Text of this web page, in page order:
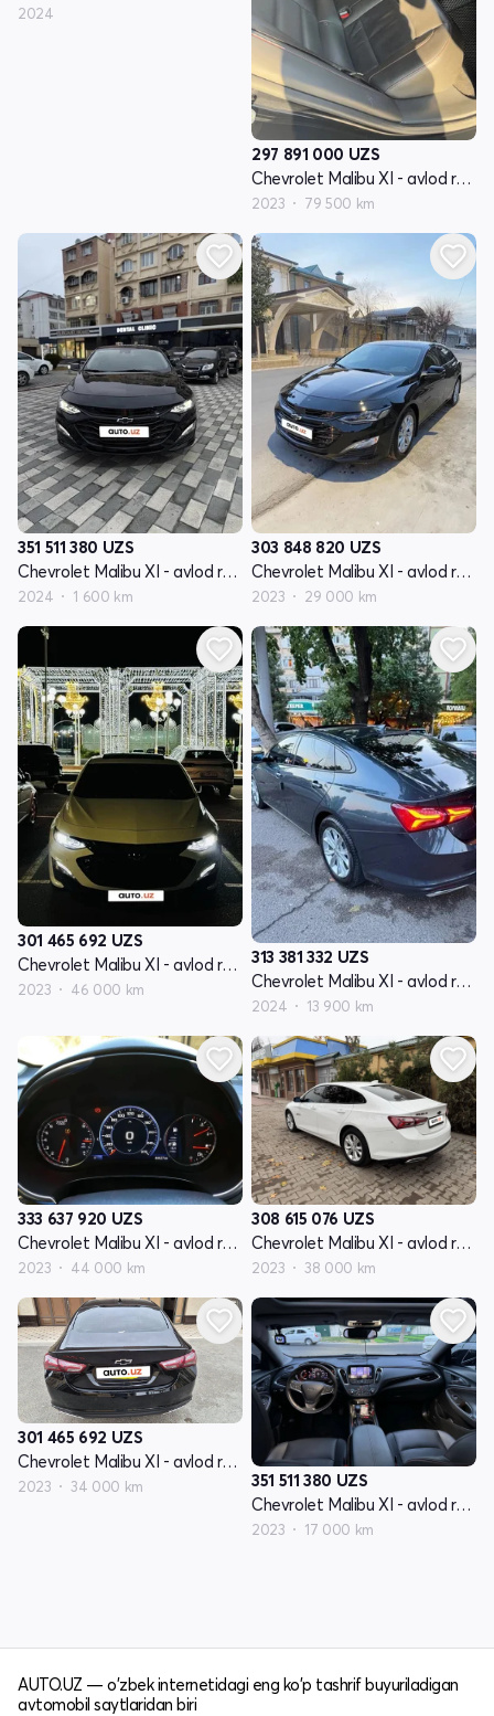
2024
297 891 000 UZS
Chevrolet Malibu XI - avlod restyling
2023 79 500 km
351 511 380 UZS
Chevrolet Malibu XI - avlod restyling
2024 1 600 km
303 848 820 UZS
Chevrolet Malibu XI - avlod restyling
2023 29 000 km
301 465 692 UZS
Chevrolet Malibu XI - avlod restyling
2023 46 000 km
313 381 332 UZS
Chevrolet Malibu XI - avlod restyling
2024 13 900 km
333 637 920 UZS
Chevrolet Malibu XI - avlod restyling
2023 44 000 km
308 615 076 UZS
Chevrolet Malibu XI - avlod restyling
2023 38 000 km
301 465 692 UZS
Chevrolet Malibu XI - avlod restyling
2023 34 000 km 351 511 380 UZS
Chevrolet Malibu XI - avlod restyling
2023 17 000 km
AUTO.UZ — o'zbek internetidagi eng ko'p tashrif buyuriladigan
avtomobil saytlaridan biri